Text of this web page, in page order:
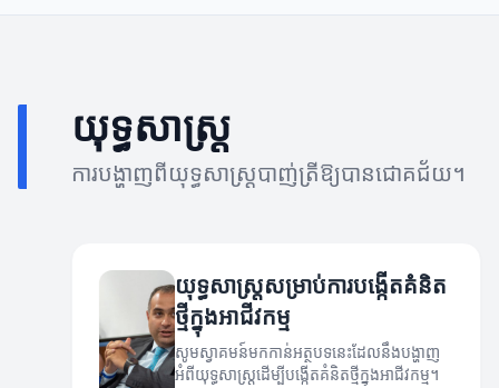
យុទ្ធសាស្ត្រ
ការបង្ហាញពីយុទ្ធសាស្ត្របាញ់ត្រីឱ្យបានជោគជ័យ។
យុទ្ធសាស្ត្រសម្រាប់ការបង្កើតគំនិត
ថ្មីក្នុងអាជីវកម្ម
សូមស្វាគមន៍មកកាន់អត្ថបទនេះដែលនឹងបង្ហាញ
អំពីយុទ្ធសាស្ត្រដើម្បីបង្កើតគំនិតថ្មីក្នុងអាជីវកម្ម។